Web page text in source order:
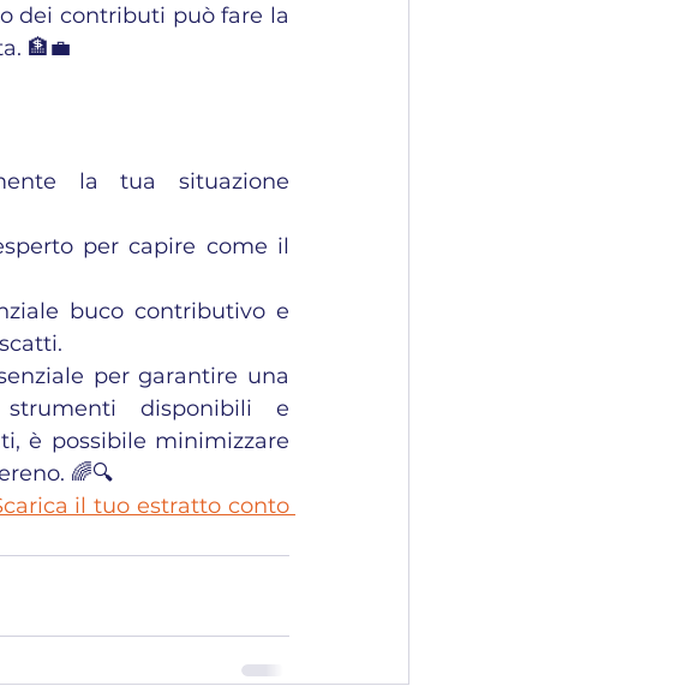
dei contributi può fare la
🏦💼
la tua situazione
per capire come il
buco contributivo e
per garantire una
disponibili e
è possibile minimizzare
🌈🔍
il tuo estratto conto